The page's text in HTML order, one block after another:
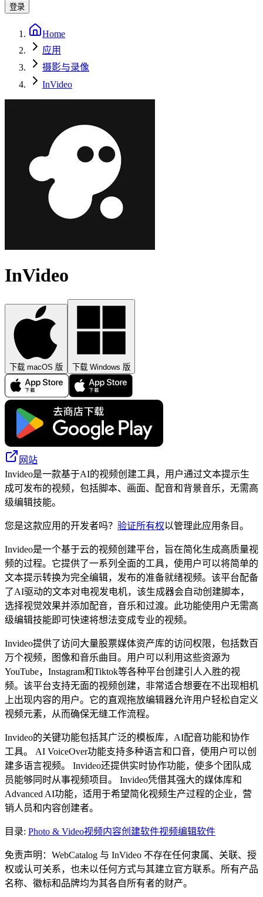
登录
Home
应用
摄影与录像
InVideo
InVideo
下载 macOS 版 下载 Windows 版
网站
Invideo是一款基于AI的视频创建工具，用户通过文本提示生
成可发布的视频，包括脚本、画面、配音和背景音乐，无需高
级编辑技能。
您是这款应用的开发者吗？ 验证所有权以管理此应用条目。
Invideo是一个基于云的视频创建平台，旨在简化生成高质量视
频的过程。它提供了一系列全面的工具，使用户可以将简单的
文本提示转换为完全编辑，发布的准备就绪视频。该平台配备
了AI驱动的文本对电视发电机，该生成器会自动创建脚本，
选择视觉效果并添加配音，音乐和过渡。此功能使用户无需高
级编辑技能即可快速将想法变成专业的视频。
Invideo提供了访问大量股票媒体资产库的访问权限，包括数百
万个视频，图像和音乐曲目。用户可以利用这些资源为
YouTube，Instagram和Tiktok等各种平台创建引人入胜的视
频。该平台支持无面的视频创建，非常适合想要在不出现相机
上出现内容的用户。它的直观拖放编辑器允许用户轻松自定义
视频元素，从而确保无缝工作流程。
Invideo的关键功能包括其广泛的模板库，AI配音功能和协作
工具。 AI VoiceOver功能支持多种语言和口音，使用户可以创
建多语言视频。 Invideo还提供实时协作功能，使多个团队成
员能够同时从事视频项目。 Invideo凭借其强大的媒体库和
Advanced AI功能，适用于希望简化视频生产过程的企业，营
销人员和内容创建者。
目录: Photo & Video视频内容创建软件视频编辑软件
免责声明：WebCatalog 与 InVideo 不存在任何隶属、关联、授
权或认可关系，也未以任何方式与其建立官方联系。所有产品
名称、徽标和品牌均为其各自所有者的财产。